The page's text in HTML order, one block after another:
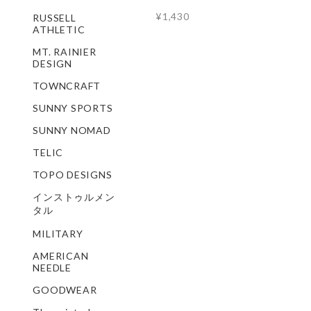
¥1,430
RUSSELL
ATHLETIC
MT. RAINIER
DESIGN
TOWNCRAFT
SUNNY SPORTS
SUNNY NOMAD
TELIC
TOPO DESIGNS
インストゥルメン
タル
MILITARY
AMERICAN
NEEDLE
GOODWEAR